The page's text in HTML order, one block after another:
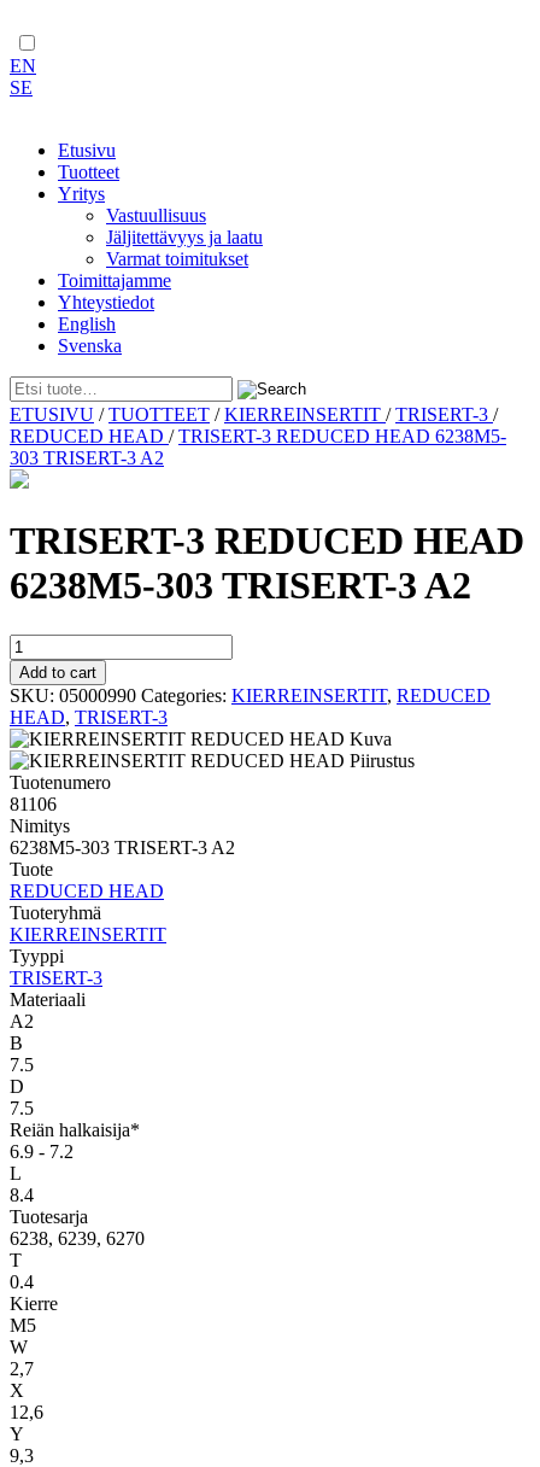
EN
SE
Etusivu
Tuotteet
Yritys
Vastuullisuus
Jäljitettävyys ja laatu
Varmat toimitukset
Toimittajamme
Yhteystiedot
English
Svenska
Skip
to
content
ETUSIVU /TUOTTEET /KIERREINSERTIT /TRISERT-3 /
REDUCED HEAD /TRISERT-3 REDUCED HEAD 6238M5-
303 TRISERT-3 A2
TRISERT-3 REDUCED HEAD
6238M5-303 TRISERT-3 A2
TRISERT-
3
REDUCED
HEAD
6238M5-
303
TRISERT-
3
A2
quantity
Add to cart
SKU: 05000990 Categories: KIERREINSERTIT, REDUCED
HEAD, TRISERT-3
Tuotenumero
81106
Nimitys
6238M5-303 TRISERT-3 A2
Tuote
REDUCED HEAD
Tuoteryhmä
KIERREINSERTIT
Tyyppi
TRISERT-3
Materiaali
A2
B
7.5
D
7.5
Reiän halkaisija*
6.9 - 7.2
L
8.4
Tuotesarja
6238, 6239, 6270
T
0.4
Kierre
M5
W
2,7
X
12,6
Y
9,3